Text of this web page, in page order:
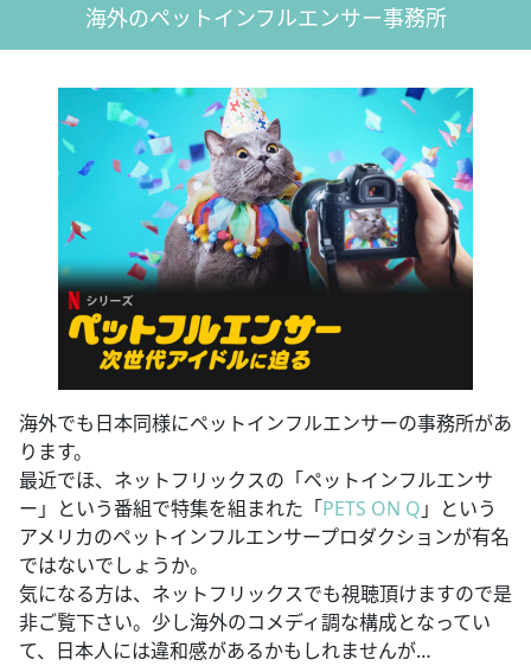
海外のペットインフルエンサー事務所
海外でも日本同様にペットインフルエンサーの事務所があ
ります。
最近でほ、ネットフリックスの「ペットインフルエンサ
ー」という番組で特集を組まれた「PETS ON Q 」という
アメリカのペットインフルエンサープロダクションが有名
ではないでしょうか。
気になる方は、ネットフリックスでも視聴頂けますので是
非ご覧下さい。少し海外のコメディ調な構成となってい
て、日本人には違和感があるかもしれませんが…